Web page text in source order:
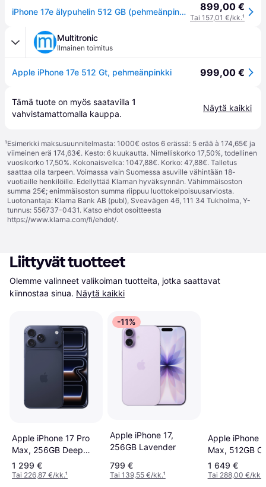
iPhone 17e älypuhelin 512 GB (pehmeänpinkki) 899,00 €
Tai 157,01 €/kk.¹
Multitronic
Ilmainen toimitus
Apple iPhone 17e 512 Gt, pehmeänpinkki 999,00 €
Tämä tuote on myös saatavilla 1
vahvistamattomalla kauppa.
Näytä kaikki
¹Esimerkki maksusuunnitelmasta: 1000€ ostos 6 erässä: 5 erää à 174,65€ ja
viimeinen erä 174,63€. Kesto: 6 kuukautta. Nimelliskorko 17,50%, todellinen
vuosikorko 17,50%. Kokonaisvelka: 1047,88€. Korko: 47,88€. Talletus
saattaa olla tarpeen. Voimassa vain Suomessa asuville vähintään 18-
vuotiaille henkilöille. Edellyttää Klarnan hyväksynnän. Vähimmäisoston
summa 25€; enimmäisoston summa riippuu luottokelpoisuusarviosta.
Luotonantaja: Klarna Bank AB (publ), Sveavägen 46, 111 34 Tukholma, Y-
tunnus: 556737-0431. Katso ehdot osoitteesta
https://www.klarna.com/fi/ehdot/.
Liittyvät tuotteet
Olemme valinneet valikoiman tuotteita, jotka saattavat
kiinnostaa sinua. Näytä kaikki
Apple iPhone 17 Pro
Max, 256GB Deep
Blue
1 299 €
Tai 226,87 €/kk.¹
-11%
Apple iPhone 17,
256GB Lavender
799 €
Tai 139,55 €/kk.¹
Apple iPhone
Max, 512GB
Orange
1 649 €
Tai 288,00 €/kk.